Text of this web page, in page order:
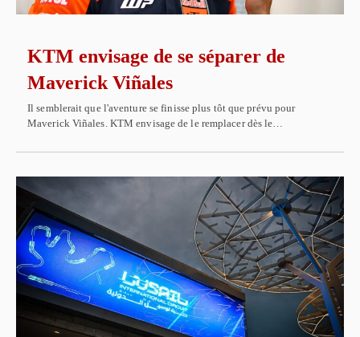
KTM envisage de se séparer de
Maverick Viñales
Il semblerait que l'aventure se finisse plus tôt que prévu pour
Maverick Viñales. KTM envisage de le remplacer dès le…